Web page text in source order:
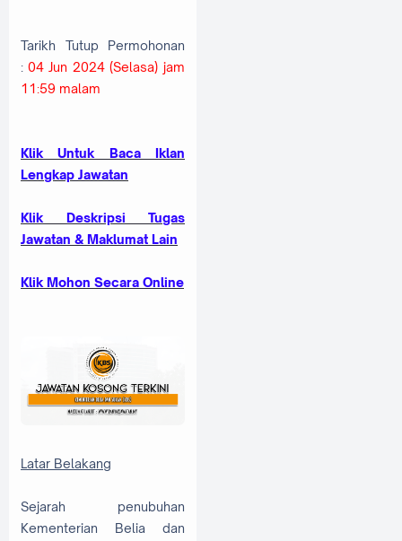
Tarikh Tutup Permohonan
: 04 Jun 2024 (Selasa) jam
11:59 malam
Klik Untuk Baca Iklan
Lengkap Jawatan
Klik Deskripsi Tugas
Jawatan & Maklumat Lain
Klik Mohon Secara Online
Latar Belakang
Sejarah penubuhan
Kementerian Belia dan